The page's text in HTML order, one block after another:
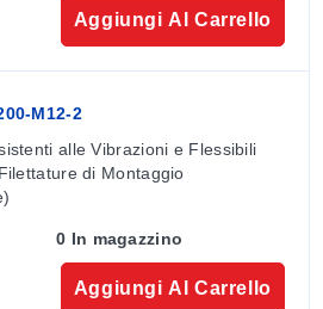
cablaggio europeo
Aggiungi Al Carrello
M12-2
alle Vibrazioni e Flessibili
di Montaggio
0 In magazzino
Aggiungi Al Carrello